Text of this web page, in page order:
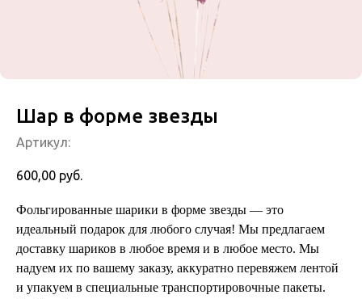
Шар в форме звезды
Артикул:
600,00 руб.
Фольгированные шарики в форме звезды — это
идеальный подарок для любого случая! Мы предлагаем
доставку шариков в любое время и в любое место. Мы
надуем их по вашему заказу, аккуратно перевяжем лентой
и упакуем в специальные транспортировочные пакеты.